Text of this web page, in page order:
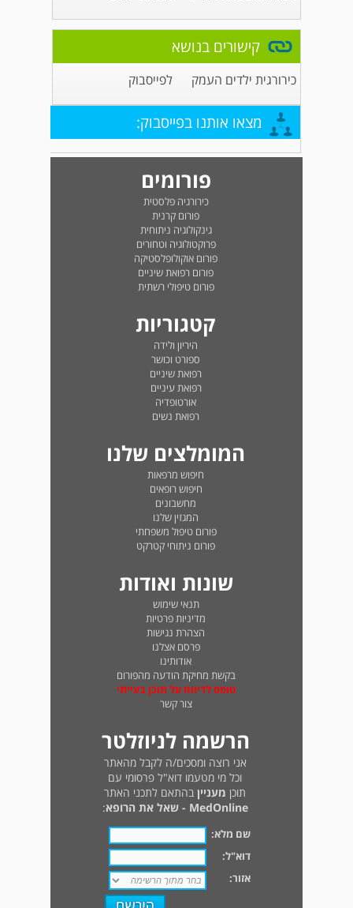
קישורים בנושא
כירורגית ילדים העמק לפייסבוק
מצאו אותנו בפייסבוק:
פורומים
כירורגיה פלסטית
פורום קרנית
גינקולוגיה ניתוחית
פרוקטולוגיה וטחורים
פורום אוקולופלסטיקה
פורום רפואת שיניים
פורום טיפולי רשתית
קטגוריות
היריון ולידה
ספורט וכושר
רפואת שיניים
רפואת עיניים
אורטופדיה
רפואת נשים
המומלצים שלנו
חיפוש מרפאות
חיפוש רופאים
מחשבונים
המגזין שלנו
פורום טיפול משפחתי
פורום ניתוחי קטרקט
שונות ואודות
תנאי שימוש
מדיניות פרטיות
הצהרת נגישות
פרסם אצלנו
אודותינו
בקשת מחיקת הודעה מהפורום
טופס לדיווח על תוכן בעייתי
צור קשר
הרשמה לניוזלטר
אני רוצה ומסכים/ה לקבל מהאתר
וכל מי מטעמו דוא"ל פרסומי עם
תוכן מעניין בהתאם לתכני האתר
MedOnline - שאל את הרופא
:
שם מלא:
דוא"ל:
אזור: